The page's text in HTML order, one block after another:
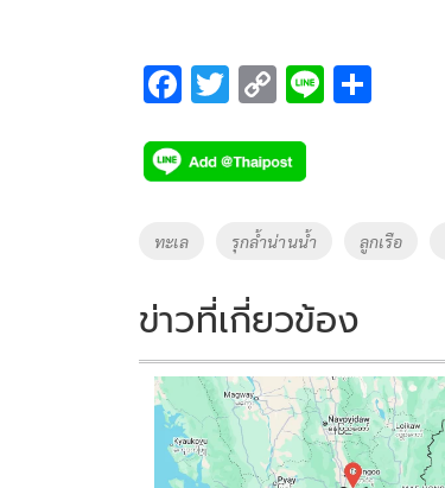
F
e
b
o
k
T
tt
er
C
p
y
Li
k
Li
Tags
ทะเล รุกล้ำน่านน้ำ ลูกเรือ
ข่าวที่เกี่ยวข้อง